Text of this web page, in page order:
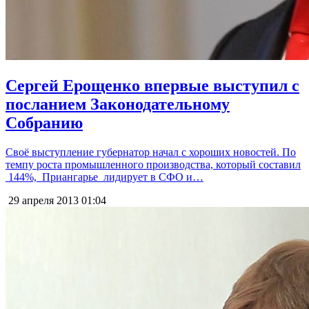
Сергей Ерощенко впервые выступил с
посланием Законодательному
Собранию
Своё выступление губернатор начал с хороших новостей. По
темпу роста промышленного производства, который составил
144%, Приангарье лидирует в СФО и…
29 апреля 2013 01:04